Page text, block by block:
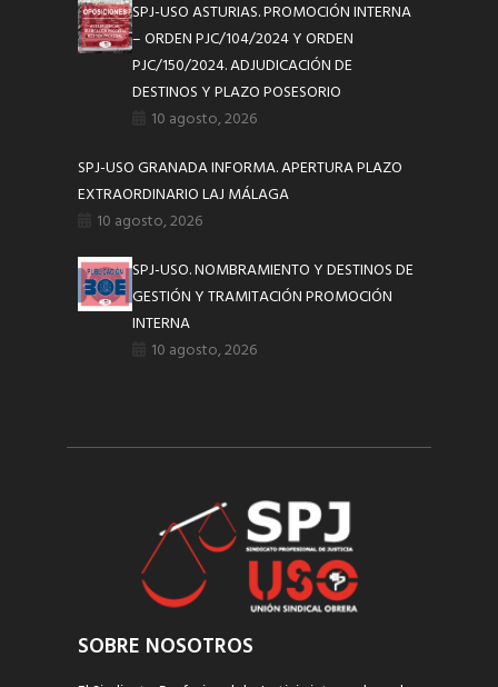
SPJ-USO ASTURIAS. PROMOCIÓN INTERNA
– ORDEN PJC/104/2024 Y ORDEN
PJC/150/2024. ADJUDICACIÓN DE
DESTINOS Y PLAZO POSESORIO
10 agosto, 2026
SPJ-USO GRANADA INFORMA. APERTURA PLAZO
EXTRAORDINARIO LAJ MÁLAGA
10 agosto, 2026
SPJ-USO. NOMBRAMIENTO Y DESTINOS DE
GESTIÓN Y TRAMITACIÓN PROMOCIÓN
INTERNA
10 agosto, 2026
SOBRE NOSOTROS